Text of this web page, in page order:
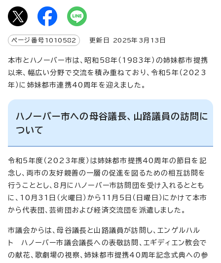
ページ番号 1010582 更新日 2025年3月 13 日
本市とハノーバー市は、昭和58年（1983年）の姉妹都市提携
以来、幅広い分野で交流を積み重ねており、令和5年（2023
年）に姉妹都市連携40周年を迎えました。
ハノーバー市への母谷議長、山路議員の訪問に
ついて
令和5年度（2023年度）は姉妹都市提携40周年の節目を記
念し、両市の友好親善の一層の促進を図るための相互訪問を
行うこととし、8月にハノーバー市訪問団を受け入れるととも
に、10月31日（火曜日）から11月5日（日曜日）にかけて本市
から代表団、芸術団および経済交流団を派遣しました。
市議会からは、母谷議長と山路議員が訪問し、エンゲルハル
ト ハノーバー市議会議長への表敬訪問、エギディエン教会で
の献花、歌劇場の視察、姉妹都市提携40周年記念式典への参